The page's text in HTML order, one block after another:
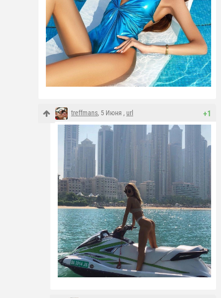
+1
treffmans, 5 Июня , url